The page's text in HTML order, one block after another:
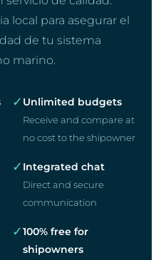
local para asegurar el
de tu sistema
marino.
✓ Unlimited budgets
Receive and compare at
no cost to the shipowner
✓ Integrated chat
Direct and secure
communication
✓100% free for
shipowners